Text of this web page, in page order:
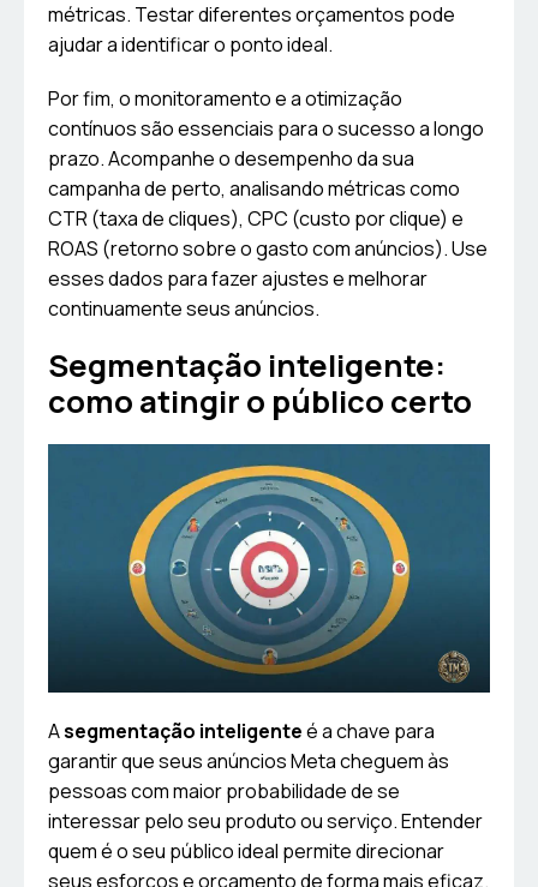
métricas. Testar diferentes orçamentos pode
ajudar a identificar o ponto ideal.
Por fim, o monitoramento e a otimização
contínuos são essenciais para o sucesso a longo
prazo. Acompanhe o desempenho da sua
campanha de perto, analisando métricas como
CTR (taxa de cliques), CPC (custo por clique) e
ROAS (retorno sobre o gasto com anúncios). Use
esses dados para fazer ajustes e melhorar
continuamente seus anúncios.
Segmentação inteligente:
como atingir o público certo
Asegmentação inteligenteé a chave para
garantir que seus anúncios Meta cheguem às
pessoas com maior probabilidade de se
interessar pelo seu produto ou serviço. Entender
quem é o seu público ideal permite direcionar
seus esforços e orçamento de forma mais eficaz.